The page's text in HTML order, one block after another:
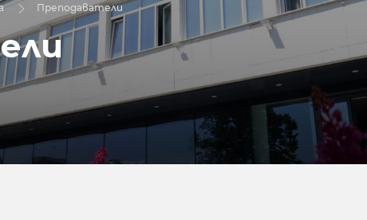
Преподаватели